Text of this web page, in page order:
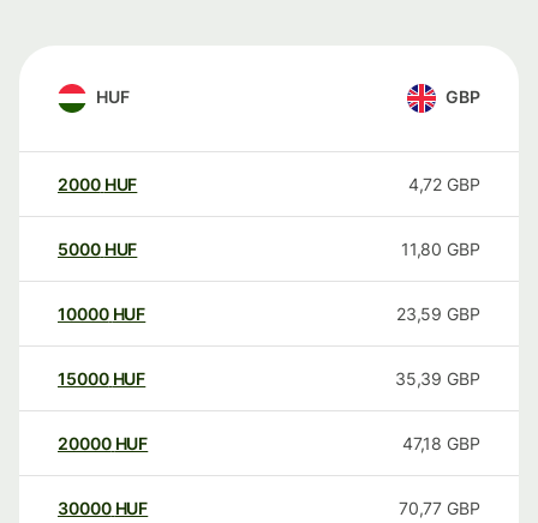
HUF GBP
2000 HUF 4,72 GBP
5000 HUF 11,80 GBP
10000 HUF 23,59 GBP
15000 HUF 35,39 GBP
20000 HUF 47,18 GBP
30000 HUF 70,77 GBP